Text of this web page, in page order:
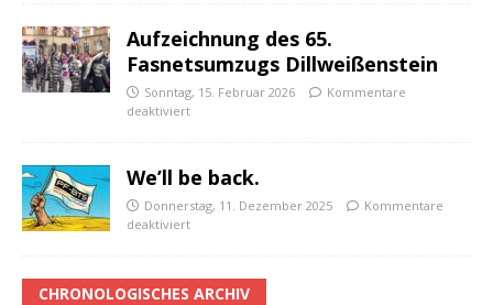
Aufzeichnung des 65.
Fasnetsumzugs Dillweißenstein
Sonntag, 15. Februar 2026
Kommentare
deaktiviert
We’ll be back.
Donnerstag, 11. Dezember 2025
Kommentare
deaktiviert
CHRONOLOGISCHES ARCHIV